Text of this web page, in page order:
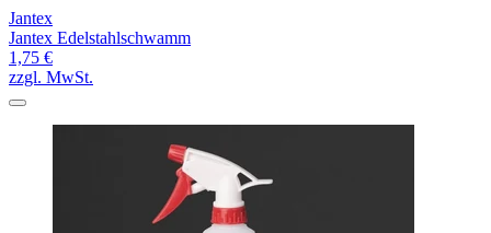
Jantex
Jantex Edelstahlschwamm
1,75 €
zzgl. MwSt.